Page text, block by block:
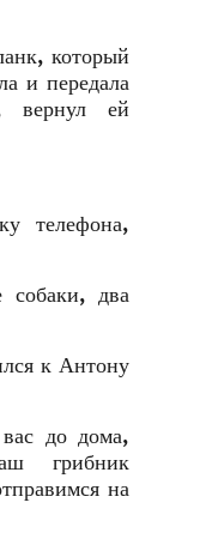
который
и передала
вернул ей
телефона,
два
к Антону
до дома,
грибник
на